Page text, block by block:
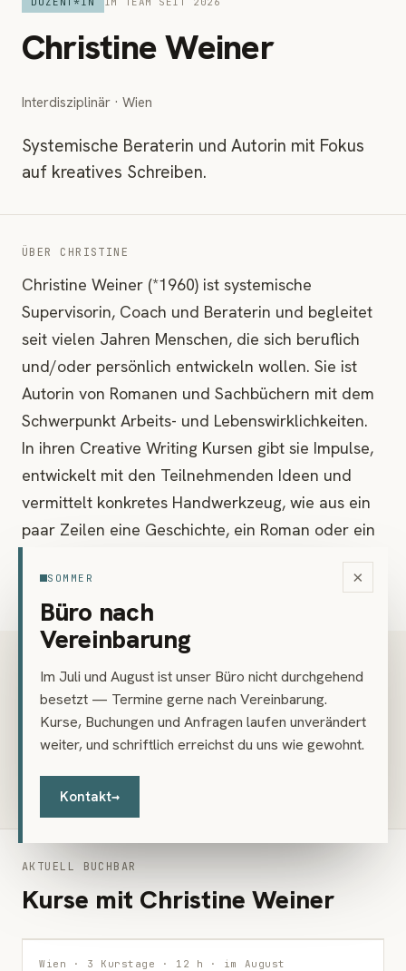
×
SOMMER
Büro nach
Vereinbarung
Im Juli und August ist unser Büro nicht durchgehend
besetzt — Termine gerne nach Vereinbarung.
Kurse, Buchungen und Anfragen laufen unverändert
weiter, und schriftlich erreichst du uns wie gewohnt.
Kontakt→
Christine Weiner
Interdisziplinär · Wien
Systemische Beraterin und Autorin mit Fokus
auf kreatives Schreiben.
ÜBER CHRISTINE
Christine Weiner (*1960) ist systemische
Supervisorin, Coach und Beraterin und begleitet
seit vielen Jahren Menschen, die sich beruflich
und/oder persönlich entwickeln wollen. Sie ist
Autorin von Romanen und Sachbüchern mit dem
Schwerpunkt Arbeits- und Lebenswirklichkeiten.
In ihren Creative Writing Kursen gibt sie Impulse,
entwickelt mit den Teilnehmenden Ideen und
vermittelt konkretes Handwerkzeug, wie aus ein
paar Zeilen eine Geschichte, ein Roman oder ein
Kreatives Schreiben
Storytelling
AKTUELL BUCHBAR
Kurse mit Christine Weiner
INTERDISZIPLINÄR
Wien · 3 Kurstage · 12 h · im August